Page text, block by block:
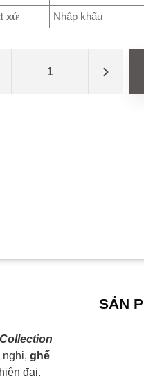
xứ
Nhập khẩu
nghi, ghế
đại.
SẢN